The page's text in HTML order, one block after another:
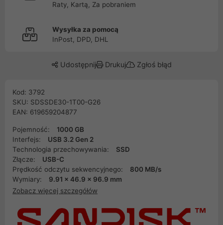
Raty, Kartą, Za pobraniem
Wysyłka za pomocą
InPost, DPD, DHL
Udostępnij Drukuj Zgłoś błąd
Kod: 3792
SKU: SDSSDE30-1T00-G26
EAN: 619659204877
Pojemność:
1000 GB
Interfejs:
USB 3.2 Gen 2
Technologia przechowywania:
SSD
Złącze:
USB-C
Prędkość odczytu sekwencyjnego:
800 MB/s
Wymiary:
9.91 x 46.9 x 96.9 mm
Zobacz więcej szczegółów